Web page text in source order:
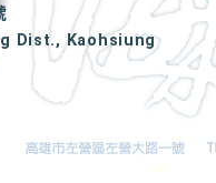
Dist., Kaohsiung